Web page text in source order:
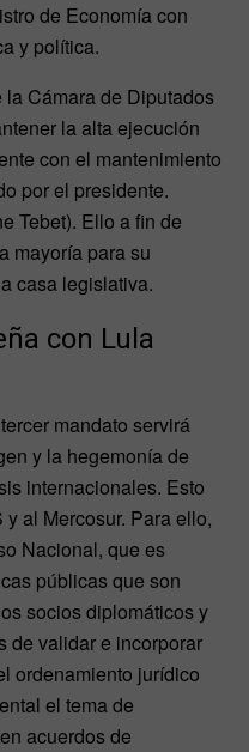
de Economía con
y política.
Cámara de Diputados
la alta ejecución
con el mantenimiento
por el presidente.
Tebet). Ello a fin de
mayoría para su
casa legislativa.
con Lula
mandato servirá
y la hegemonía de
internacionales. Esto
al Mercosur. Para ello,
Nacional, que es
públicas que son
socios diplomáticos y
de validar e incorporar
ordenamiento jurídico
el tema de
acuerdos de